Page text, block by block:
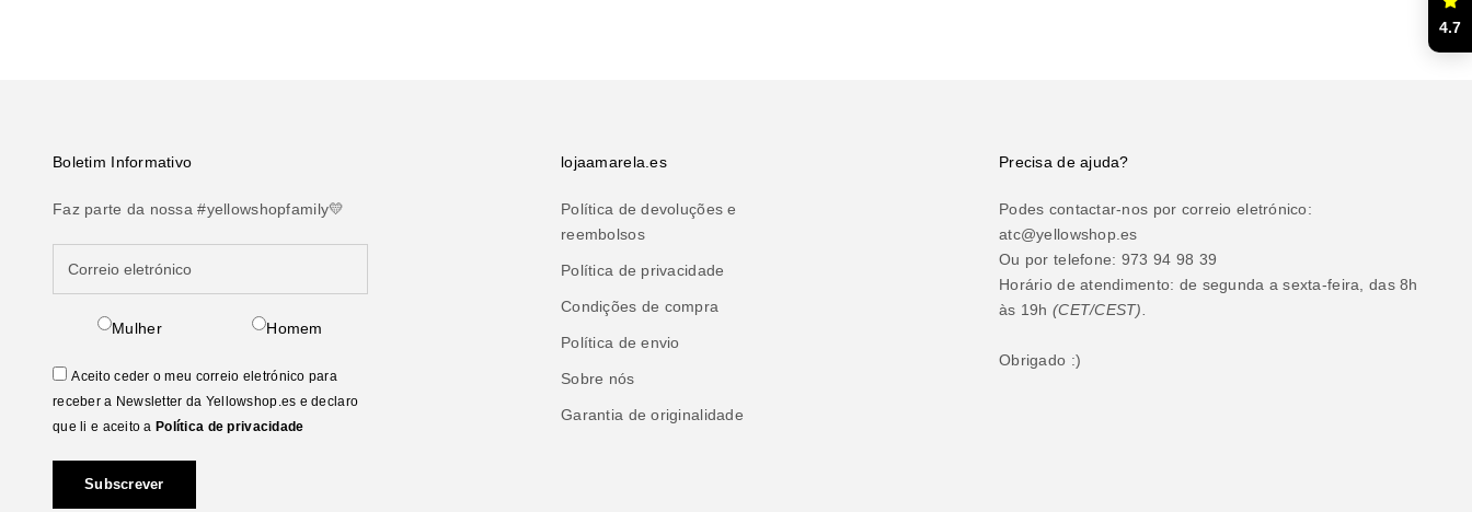
Boletim Informativo
Faz parte da nossa #yellowshopfamily💛
Mulher Homem
Aceito ceder o meu correio eletrónico para
receber a Newsletter da Yellowshop.es e declaro
que li e aceito a Política de privacidade
Subscrever
lojaamarela.es
Política de devoluções e
reembolsos
Política de privacidade
Condições de compra
Política de envio
Sobre nós
Garantia de originalidade
Precisa de ajuda?
Podes contactar-nos por correio eletrónico:
atc@yellowshop.es
Ou por telefone: 973 94 98 39
Horário de atendimento: de segunda a sexta-feira, das 8h
às 19h (CET/CEST).
Obrigado :)
4.7